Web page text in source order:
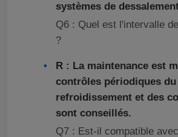
systèmes de
Q6 : Quel est l'intervalle
?
R : La maintenance est
contrôles périodiques du
refroidissement et des
sont conseillés.
Q7 : Est-il compatible